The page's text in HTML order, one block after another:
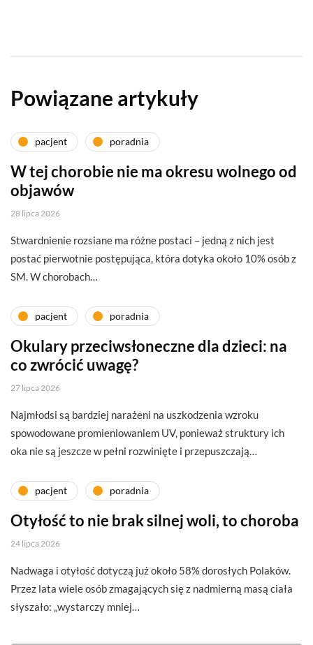
Powiązane artykuły
pacjent poradnia
W tej chorobie nie ma okresu wolnego od
objawów
28 lipca 2026
Stwardnienie rozsiane ma różne postaci – jedną z nich jest
postać pierwotnie postępująca, która dotyka około 10% osób z
SM. W chorobach…
pacjent poradnia
Okulary przeciwsłoneczne dla dzieci: na
co zwrócić uwagę?
27 lipca 2026
Najmłodsi są bardziej narażeni na uszkodzenia wzroku
spowodowane promieniowaniem UV, ponieważ struktury ich
oka nie są jeszcze w pełni rozwinięte i przepuszczają…
pacjent poradnia
Otyłość to nie brak silnej woli, to choroba
24 lipca 2026
Nadwaga i otyłość dotyczą już około 58% dorosłych Polaków.
Przez lata wiele osób zmagających się z nadmierną masą ciała
słyszało: „wystarczy mniej…